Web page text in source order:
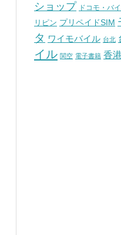
ショップ ドコモ・バ
リピン プリペイドSIM
タ ワイモバイル 台北
イル 関空 電子書籍 香港